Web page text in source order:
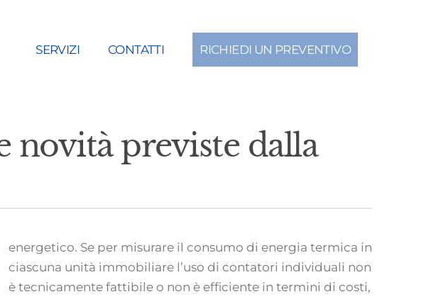
SERVIZI CONTATTI RICHIEDI UN PREVENTIVO
novità previste dalla
energetico. Se per misurare il consumo di energia termica in
ciascuna unità immobiliare l’uso di contatori individuali non
è tecnicamente fattibile o non è efficiente in termini di costi,